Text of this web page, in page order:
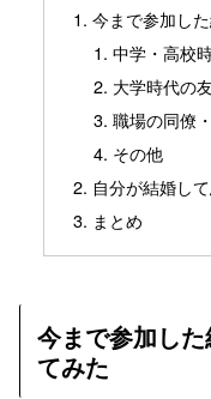
今まで参加し
中学・高校
大学時代の
職場の同僚
その他
自分が結婚し
まとめ
今まで参加し
てみた